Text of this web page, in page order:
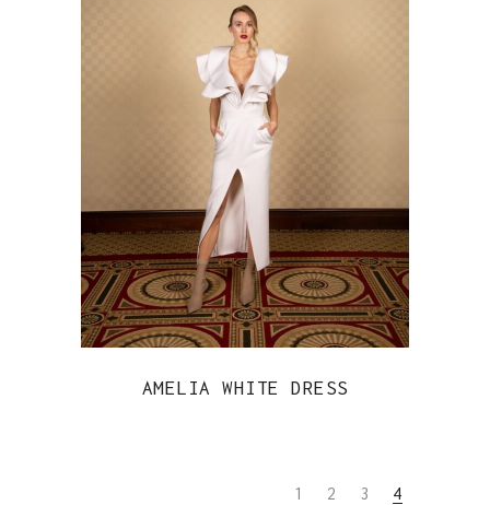
AMELIA WHITE DRESS
1 2 3 4